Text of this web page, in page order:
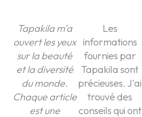
Tapakila m'a
ouvert les yeux
sur la beauté
et la diversité
du monde.
Chaque article
est une
Les
informations
fournies par
Tapakila sont
précieuses. J'ai
trouvé des
conseils qui ont